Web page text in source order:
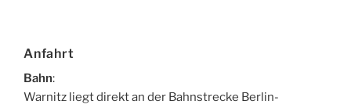
Anfahrt
Bahn:
Warnitz liegt direkt an der Bahnstrecke Berlin-